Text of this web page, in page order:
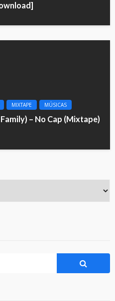
MIXTAPE MÚSICAS
– No Cap (Mixtape)